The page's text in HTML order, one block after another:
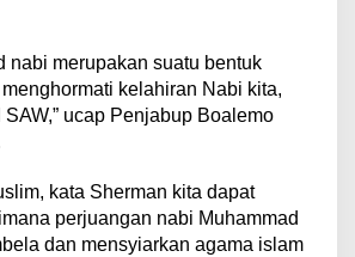
nabi merupakan suatu bentuk
kelahiran Nabi kita,
ucap Penjabup Boalemo
kata Sherman kita dapat
perjuangan nabi Muhammad
dan mensyiarkan agama islam